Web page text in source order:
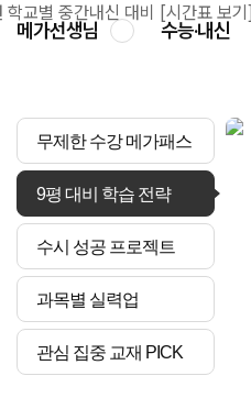
메가선생님 수능·내신
무제한 수강 메가패스
9평 대비 학습 전략
수시 성공 프로젝트
과목별 실력업
관심 집중 교재 PICK